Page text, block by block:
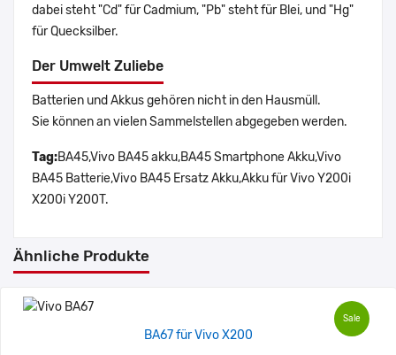
dabei steht "Cd" für Cadmium, "Pb" steht für Blei, und "Hg"
für Quecksilber.
Der Umwelt Zuliebe
Batterien und Akkus gehören nicht in den Hausmüll.
Sie können an vielen Sammelstellen abgegeben werden.
Tag:BA45,Vivo BA45 akku,BA45 Smartphone Akku,Vivo
BA45 Batterie,Vivo BA45 Ersatz Akku,Akku für Vivo Y200i
X200i Y200T.
Ähnliche Produkte
Sale
BA67 für Vivo X200